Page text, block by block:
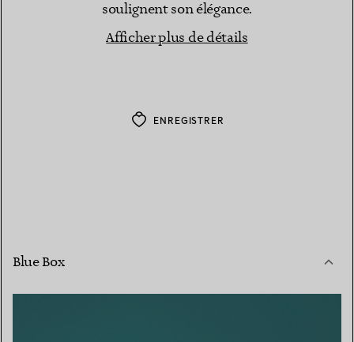
soulignent son élégance.
Afficher plus de détails
ENREGISTRER
Blue Box